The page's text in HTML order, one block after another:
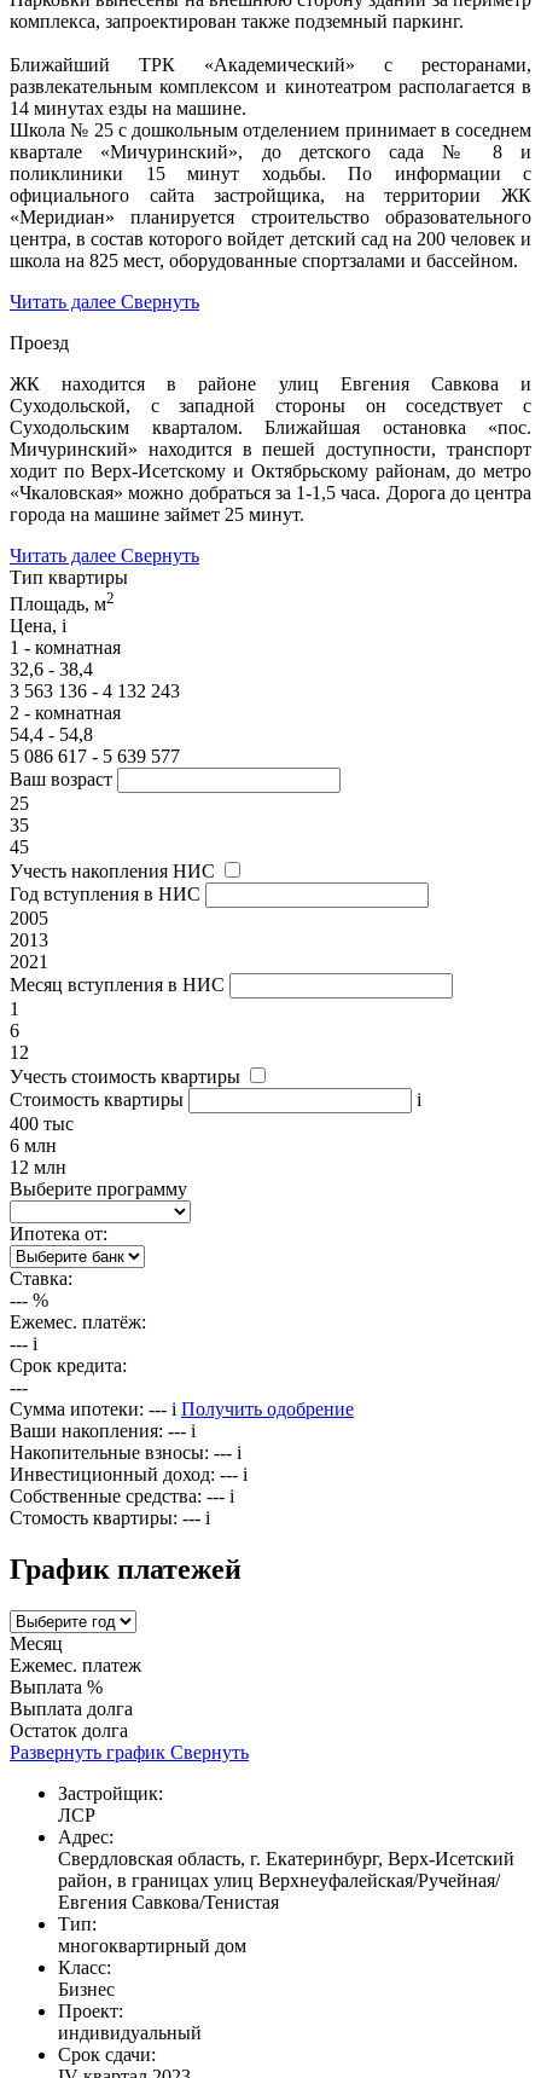
комплекса, запроектирован также подземный паркинг.
Ближайший ТРК «Академический» с ресторанами,
развлекательным комплексом и кинотеатром располагается в
14 минутах езды на машине.
Школа № 25 с дошкольным отделением принимает в соседнем
квартале «Мичуринский», до детского сада № 8 и
поликлиники 15 минут ходьбы. По информации с
официального сайта застройщика, на территории ЖК
«Меридиан» планируется строительство образовательного
центра, в состав которого войдет детский сад на 200 человек и
школа на 825 мест, оборудованные спортзалами и бассейном.
Читать далее Свернуть
Проезд
ЖК находится в районе улиц Евгения Савкова и
Суходольской, с западной стороны он соседствует с
Суходольским кварталом. Ближайшая остановка «пос.
Мичуринский» находится в пешей доступности, транспорт
ходит по Верх-Исетскому и Октябрьскому районам, до метро
«Чкаловская» можно добраться за 1-1,5 часа. Дорога до центра
города на машине займет 25 минут.
Читать далее Свернуть
Тип квартиры
Площадь, м2
Цена, i
1 - комнатная
32,6 - 38,4
3 563 136 - 4 132 243
2 - комнатная
54,4 - 54,8
5 086 617 - 5 639 577
Ваш возраст
25
35
45
Учесть накопления НИС
Год вступления в НИС
2005
2013
2021
Месяц вступления в НИС
1
6
12
Учесть стоимость квартиры
Стоимость квартиры
i
400 тыс
6 млн
12 млн
Выберите программу
Ипотека от:
Ставка:
--- %
Ежемес. платёж:
--- i
Срок кредита:
---
Сумма ипотеки: --- i Получить одобрение
Ваши накопления: --- i
Накопительные взносы: --- i
Инвестиционный доход: --- i
Собственные средства: --- i
Стомость квартиры: --- i
График платежей
Месяц
Ежемес. платеж
Выплата %
Выплата долга
Остаток долга
Развернуть график Свернуть
Застройщик:
ЛСР
Адрес:
Свердловская область, г. Екатеринбург, Верх-Исетский
район, в границах улиц Верхнеуфалейская/Ручейная/
Евгения Савкова/Тенистая
Тип:
многоквартирный дом
Класс:
Бизнес
Проект:
индивидуальный
Срок сдачи: